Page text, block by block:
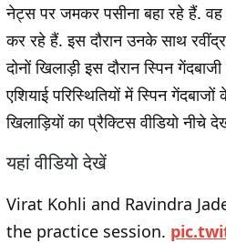
नेट्स पर जमकर पसीना बहा रहे हैं.
कर रहे हैं. इस दौरान उनके साथ
दोनों खिलाड़ी इस दौरान स्पिन
एशियाई परिस्थितियों में स्पिन
खिलाड़ियों का प्रैक्टिस वीडियो नीचे
यहां वीडियो देखें
Virat Kohli and Ravindra
the practice session.